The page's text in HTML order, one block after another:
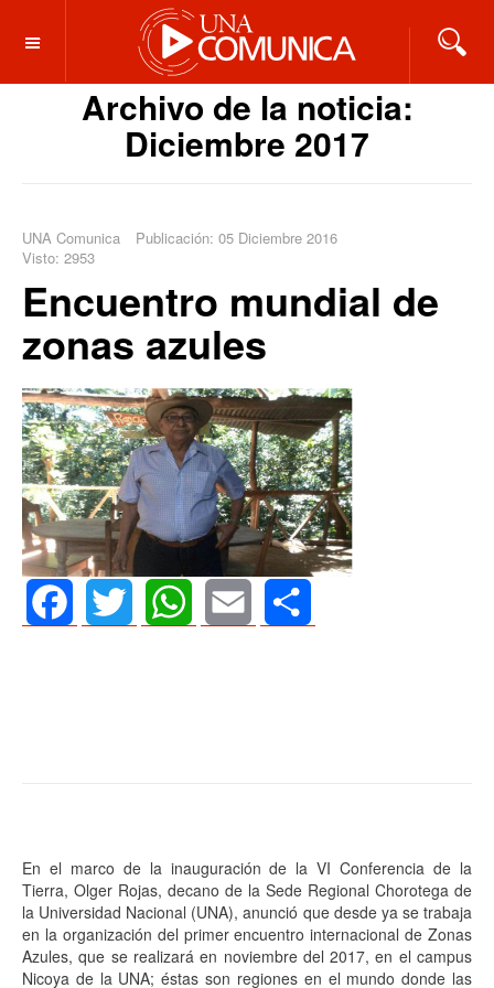
OFF CANVAS
Archivo de la noticia:
Diciembre 2017
UNA Comunica
Publicación: 05 Diciembre 2016
Visto: 2953
Encuentro mundial de
zonas azules
En el marco de la inauguración de la VI Conferencia de la
Tierra, Olger Rojas, decano de la Sede Regional Chorotega de
la Universidad Nacional (UNA), anunció que desde ya se trabaja
en la organización del primer encuentro internacional de Zonas
Azules, que se realizará en noviembre del 2017, en el campus
Nicoya de la UNA; éstas son regiones en el mundo donde las